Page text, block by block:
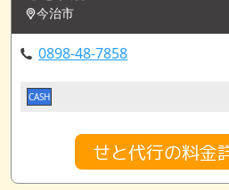
今治市
0898-48-7858
CASH
せと代行の料金